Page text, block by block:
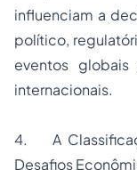
influenciam a
político,
eventos
internacionais.
4. A
Desafios